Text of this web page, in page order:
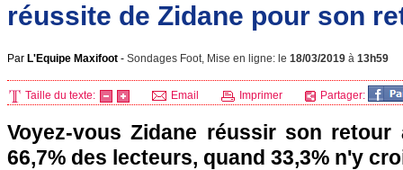
réussite de Zidane pour son
Par L'Equipe Maxifoot - Sondages Foot, Mise en ligne: le 18/03/2019 à 13h59
Taille du texte: Email Imprimer Partager:
Voyez-vous Zidane réussir son
66,7% des lecteurs, quand 33,3% n'y